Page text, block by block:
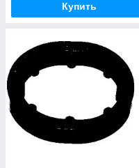
Купить